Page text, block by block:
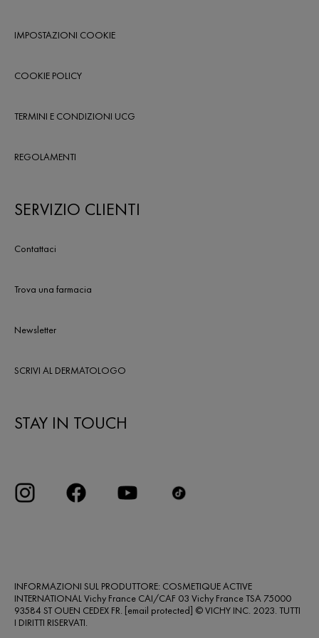
IMPOSTAZIONI COOKIE
COOKIE POLICY
TERMINI E CONDIZIONI UCG
REGOLAMENTI
SERVIZIO CLIENTI
Contattaci
Trova una farmacia
Newsletter
SCRIVI AL DERMATOLOGO
STAY IN TOUCH
INFORMAZIONI SUL PRODUTTORE: COSMETIQUE ACTIVE
INTERNATIONAL Vichy France CAI/CAF 03 Vichy France TSA 75000
93584 ST OUEN CEDEX FR. [email protected] © VICHY INC. 2023. TUTTI
I DIRITTI RISERVATI.